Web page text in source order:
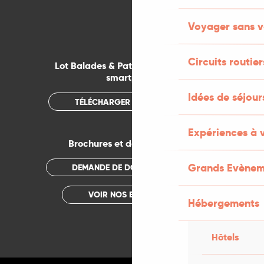
Voyager sans
Circuits
Idées de
Expériences à
Grands
Hébergements
Hôtels
Lot Balades & Patrimoines sur votre
smartphone
TÉLÉCHARGER L'APPLICATION
Brochures et documentations
DEMANDE DE DOCUMENTATION
VOIR NOS BROCHURES